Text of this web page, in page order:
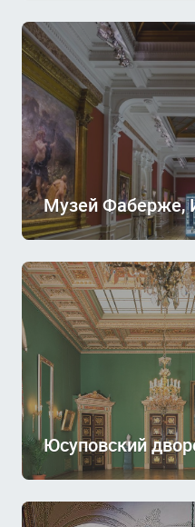
Музей Фаберже,
Юсуповский